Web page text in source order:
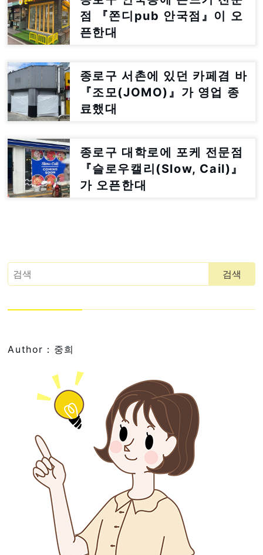
점 『쫀디pub 안국점』이 오
픈한대
종로구 서촌에 있던 카페겸 바
『조모(JOMO)』가 영업 종
료했대
종로구 대학로에 포케 전문점
『슬로우캘리(Slow, Cail)』
가 오픈한대
Author：중희